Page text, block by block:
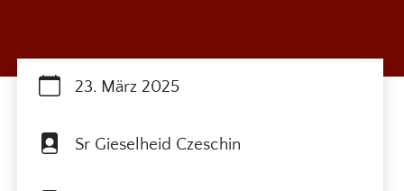
23. März 2025
Sr Gieselheid Czeschin